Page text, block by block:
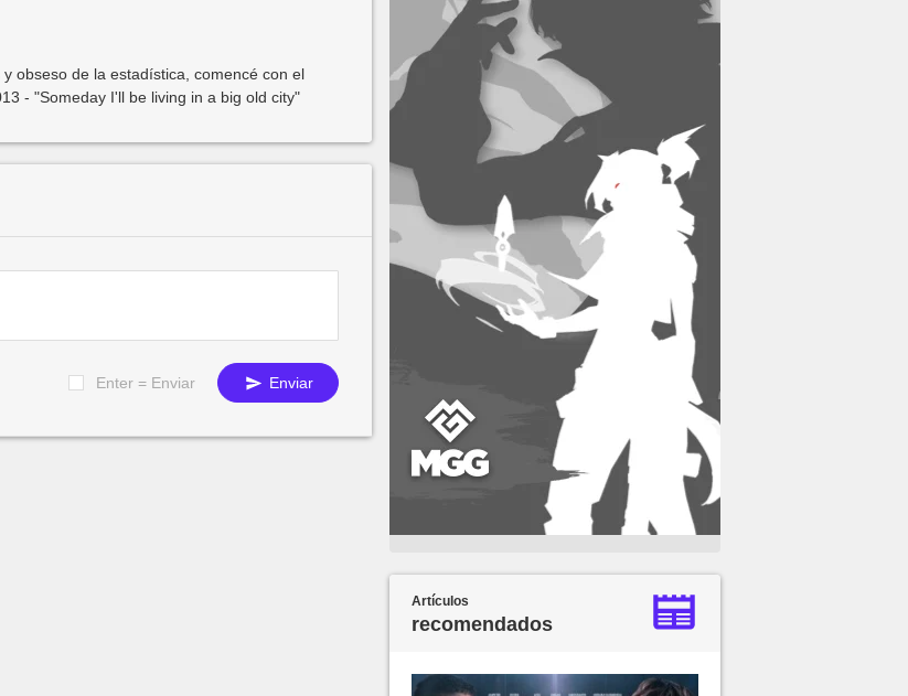
obseso de la estadística, comencé con el
- "Someday I'll be living in a big old city"
Enter = Enviar Enviar
Artículos
recomendados